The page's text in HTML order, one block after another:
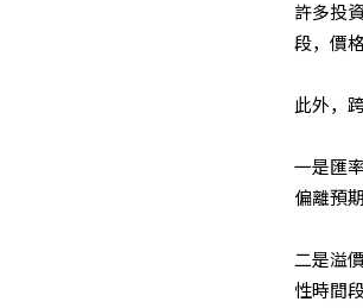
許多投
段，價
此外，
一是匯
偏離預期
二是溢
性時間